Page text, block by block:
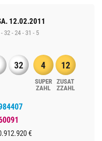
12.02.2011
32 - 24 - 31 - 5
32 4
SUPER​
ZAHL
12
ZUSAT
Z​ZAHL
€